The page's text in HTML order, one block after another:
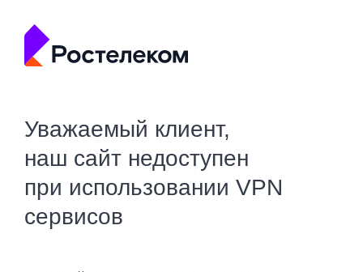
Уважаемый клиент,
наш сайт недоступен
при использовании VPN
сервисов